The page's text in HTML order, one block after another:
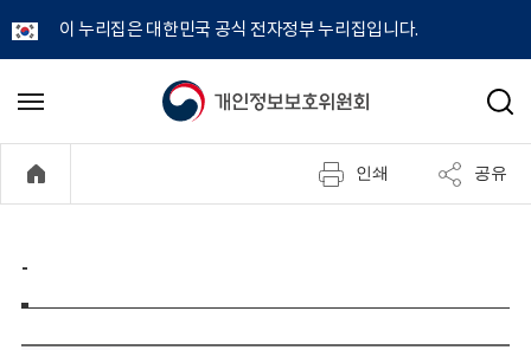
이 누리집은 대한민국 공식 전자정부 누리집입니다.
개
정
보
메
기
검
인쇄 공유
-